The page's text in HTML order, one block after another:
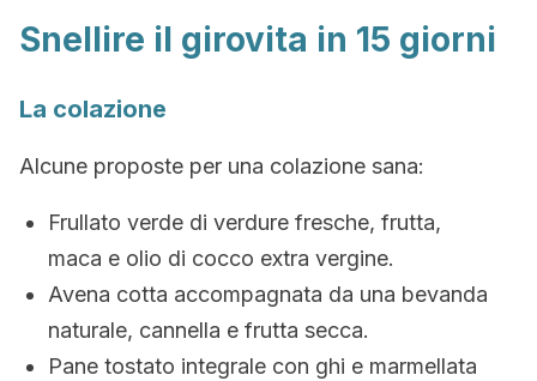
Snellire il girovita in 15 giorni
La colazione
Alcune proposte per una colazione sana:
Frullato verde di verdure fresche, frutta,
maca e olio di cocco extra vergine.
Avena cotta accompagnata da una bevanda
naturale, cannella e frutta secca.
Pane tostato integrale con ghi e marmellata